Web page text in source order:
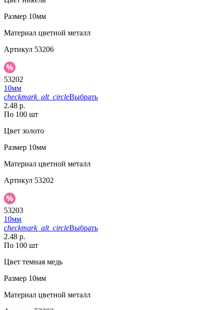
Размер 10мм
Материал цветной металл
Артикул 53206
53202
10мм
checkmark_alt_circleВыбрать
2.48 р.
По 100 шт
Цвет золото
Размер 10мм
Материал цветной металл
Артикул 53202
53203
10мм
checkmark_alt_circleВыбрать
2.48 р.
По 100 шт
Цвет темная медь
Размер 10мм
Материал цветной металл